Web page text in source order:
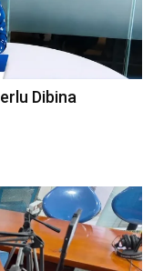
Dibina